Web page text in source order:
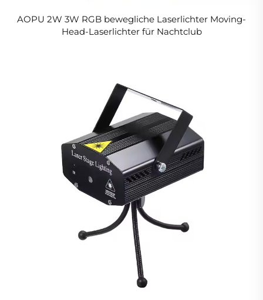
AOPU 2W 3W RGB bewegliche Laserlichter Moving-
Head-Laserlichter für Nachtclub